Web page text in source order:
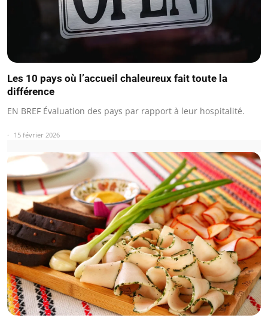
Les 10 pays où l’accueil chaleureux fait toute la
différence
EN BREF Évaluation des pays par rapport à leur hospitalité.
15 février 2026